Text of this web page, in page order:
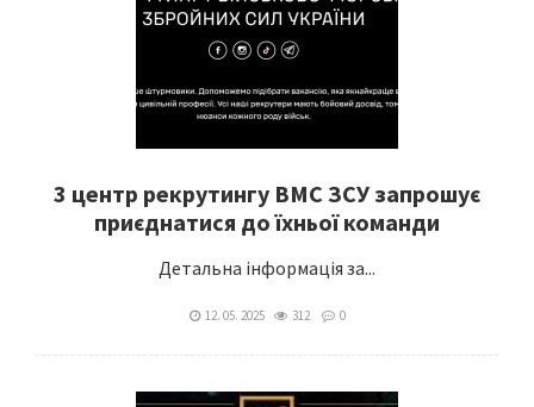
3 центр рекрутингу ВМС ЗСУ запрошує
приєднатися до їхньої команди
Детальна інформація за...
12. 05. 2025 312 0